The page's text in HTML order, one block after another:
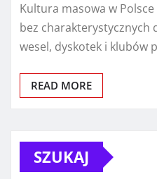
Kultura masowa w Polsce
bez charakterystycznych
wesel, dyskotek i klubów
READ MORE
SZUKAJ